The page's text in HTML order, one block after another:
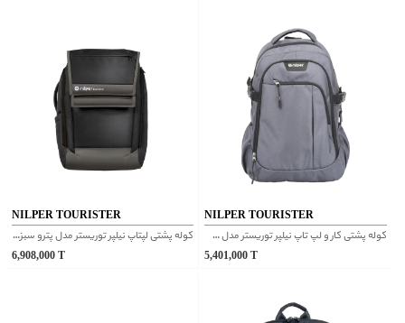
NILPER TOURISTER
كوله پشتی لپتاپ نیلپر توریستر مدل پترو سبز زیتونی
6,908,000T
NILPER TOURISTER
کوله پشتی کار و لپ تاپ نیلپر توریستر مدل سیبن طوسی
5,401,000 T